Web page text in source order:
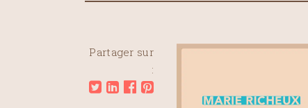
Partager sur
: